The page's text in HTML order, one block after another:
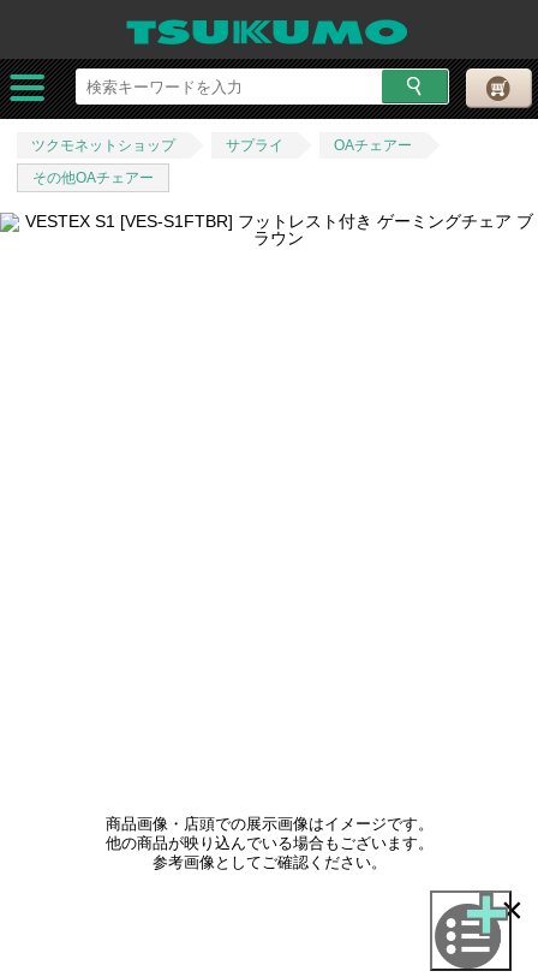
ツクモネットショップ サプライ
OAチェアー
その他OAチェアー
商品画像・店頭での展示画像はイメージです。
他の商品が映り込んでいる場合もございます。
参考画像としてご確認ください。
×